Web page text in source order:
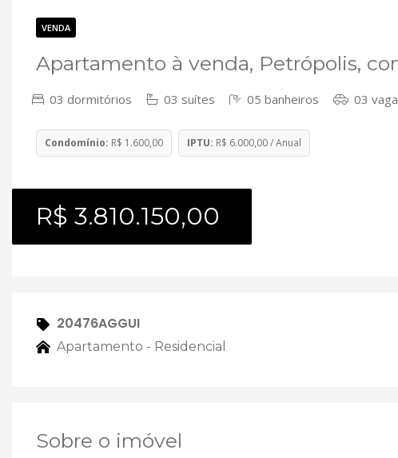
VENDA
Apartamento à venda, Petrópolis,
03 dormitórios 03 suítes 05 banheiros 03
Condomínio: R$ 1.600,00 IPTU: R$ 6.000,00 / Anual
R$ 3.810.150,00
20476AGGUI
Apartamento - Residencial
Sobre o imóvel